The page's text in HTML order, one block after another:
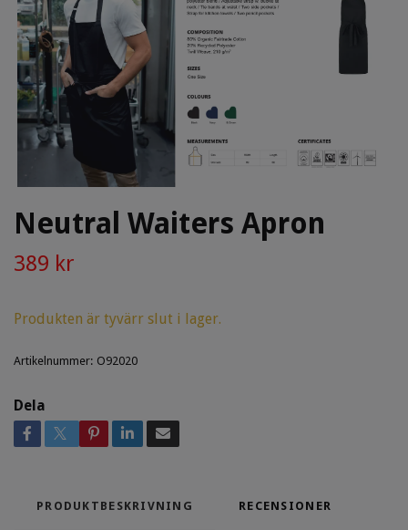
Neutral Waiters Apron
389 kr
Produkten är tyvärr slut i lager.
Artikelnummer: O92020
Dela
PRODUKTBESKRIVNING RECENSIONER